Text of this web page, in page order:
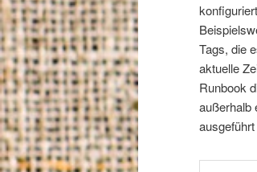
Tags, die
aktuelle
Runbook
außerhalb